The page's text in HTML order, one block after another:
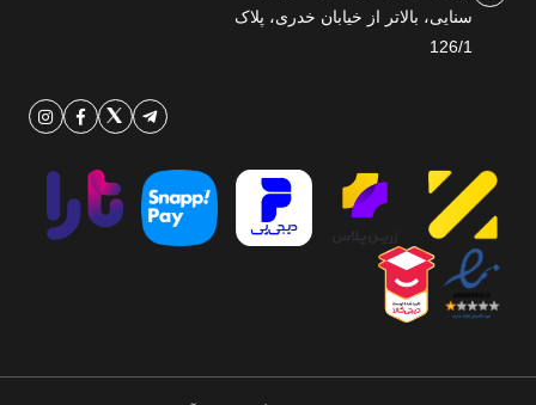
سنایی، بالاتر از خیابان خدری، پلاک
126/1